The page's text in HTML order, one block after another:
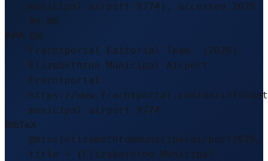
municipal-airport-9774), accessed 2026-
08-08
APA-Stil
Frachtportal Editorial Team. (2026).
Elizabethton Municipal Airport.
Frachtportal.
https://www.frachtportal.com/de/
municipal-airport-9774
BibTeX
@misc{elizabethtonmunicipalairport2026,
title = {Elizabethton Municipal